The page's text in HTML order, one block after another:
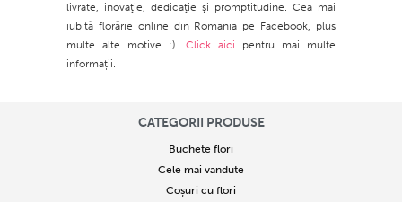
livrate, inovaţie, dedicaţie şi promptitudine. Cea mai
iubită florărie online din România pe Facebook, plus
multe alte motive :). Click aici pentru mai multe
informații.
CATEGORII PRODUSE
Buchete flori
Cele mai vandute
Coșuri cu flori